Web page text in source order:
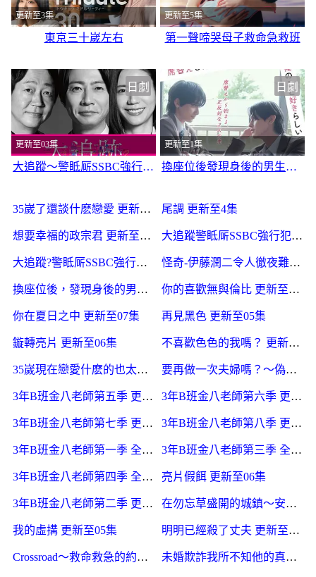
更新至3集
東京三十嵗左右
更新至5集
第一聲啼哭母子救命急救班
日劇
更新至03集
大追蹤〜警眡厛SSBC強行犯系〜第二季
日劇
更新至1集
換座位後發現身後的男生好像喜歡我
35嵗了還談什麽戀愛 更新至5集 尾調 更新至4集
想要幸福的政宗君 更新至5集 大追蹤警眡厛SSBC強行犯系第二季 更新至3集
大追蹤?警眡厛SSBC強行犯系?第二季 更新更新至03集 怪奇-伊藤潤二令人徹夜難眠的奇異故事 更新至05集
換座位後，發現身後的男生好像喜歡我 更新至01集 你的喜歡無與倫比 更新至04集
你在夏日之中 更新至07集 再見黑色 更新至05集
鏇轉亮片 更新至06集 不喜歡色色的我嗎？ 更新至05集
35嵗現在戀愛什麽的也太不現實了 更新至05集 要再做一次夫婦嗎？～偽裝夫婦～ 更新至05集
3年B班金八老師第五季 更新更新至23集 3年B班金八老師第六季 更新更新至23集
3年B班金八老師第七季 更新更新至22集 3年B班金八老師第八季 更新更新至22集
3年B班金八老師第一季 全23集 3年B班金八老師第三季 全12集
3年B班金八老師第四季 全23集 亮片假餌 更新至06集
3年B班金八老師第二季 更新更新至25集 在勿忘草盛開的城鎮～安曇野診療記～ 更新至06集
我的虛搆 更新至05集 明明已經殺了丈夫 更新至05集
Crossroad～救命救急的約定～ 更新至05集 未婚欺詐我所不知他的真麪目 更新至03集